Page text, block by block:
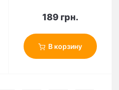
189 грн.
В корзину